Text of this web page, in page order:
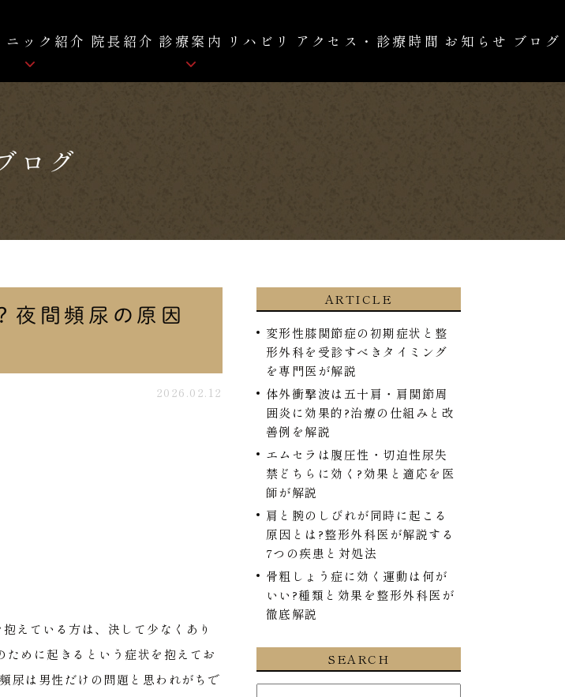
ニック紹介
院内紹介
院長紹介 診療案内
モティブシンドローム
ハビリ
リハビリ アクセス・診療時間 お知らせ ブログ
ログ
夜間頻尿の原因
2026.02.12
えている方は、決して少なくあり
めに起きるという症状を抱えてお
尿は男性だけの問題と思われがちで
ARTICLE
変形性膝関節症の初期症状と整
形外科を受診すべきタイミング
を専門医が解説
体外衝撃波は五十肩・肩関節周
囲炎に効果的?治療の仕組みと改
善例を解説
エムセラは腹圧性・切迫性尿失
禁どちらに効く?効果と適応を医
師が解説
肩と腕のしびれが同時に起こる
原因とは?整形外科医が解説する
7つの疾患と対処法
骨粗しょう症に効く運動は何が
いい?種類と効果を整形外科医が
徹底解説
SEARCH